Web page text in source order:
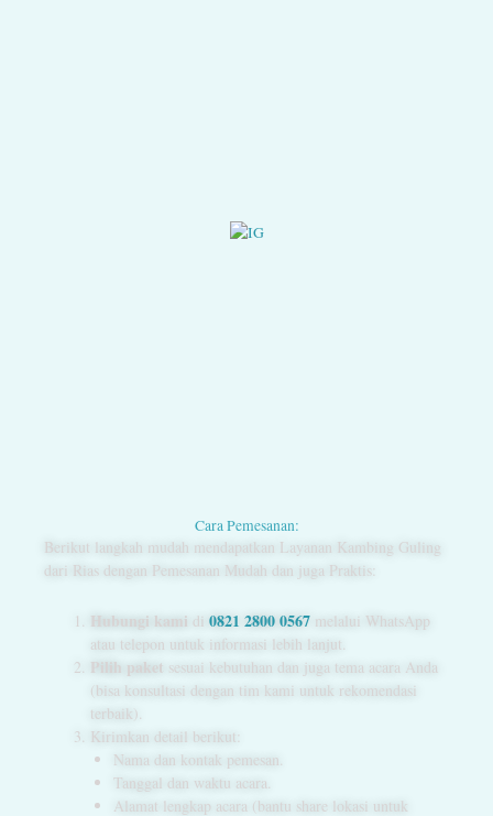
Cara Pemesanan:
Berikut langkah mudah mendapatkan Layanan Kambing Guling
dari Rias dengan Pemesanan Mudah dan juga Praktis:
Hubungi kami di 0821 2800 0567 melalui WhatsApp
atau telepon untuk informasi lebih lanjut.
Pilih paket sesuai kebutuhan dan juga tema acara Anda
(bisa konsultasi dengan tim kami untuk rekomendasi
terbaik).
Kirimkan detail berikut:
Nama dan kontak pemesan.
Tanggal dan waktu acara.
Alamat lengkap acara (bantu share lokasi untuk